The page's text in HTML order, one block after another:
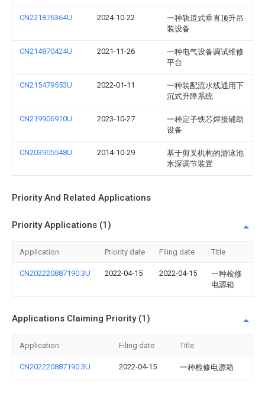
CN221876364U 2024-10-22
一种轨道式垂直顶升吊
装设备
CN214870424U 2021-11-26
一种电气设备调试维修
平台
CN215479553U 2022-01-11
一种装配流水线通用下
沉式升降系统
CN219906910U 2023-10-27
一种定子铁芯焊接辅助
设备
CN203905548U 2014-10-29
基于剪叉机构的游泳池
水深调节装置
Priority And Related Applications
Priority Applications (1)
Application Priority date Filing date Title
CN202220887190.3U 2022-04-15 2022-04-15
一种检修
电源箱
Applications Claiming Priority (1)
Application Filing date Title
CN202220887190.3U 2022-04-15 一种检修电源箱